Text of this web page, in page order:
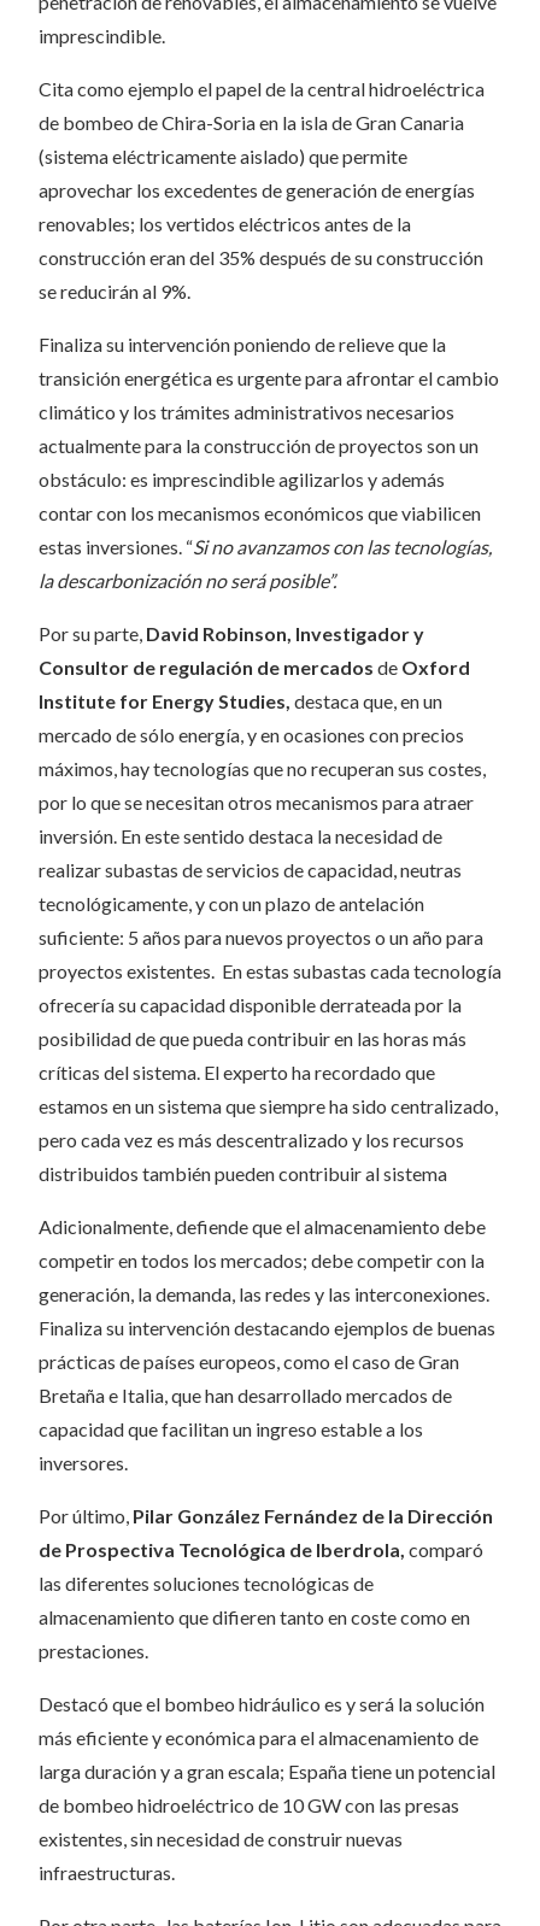
imprescindible.
Cita como ejemplo el papel de la central hidroeléctrica
de bombeo de Chira-Soria en la isla de Gran Canaria
(sistema eléctricamente aislado) que permite
aprovechar los excedentes de generación de energías
renovables; los vertidos eléctricos antes de la
construcción eran del 35% después de su construcción
se reducirán al 9%.
Finaliza su intervención poniendo de relieve que la
transición energética es urgente para afrontar el cambio
climático y los trámites administrativos necesarios
actualmente para la construcción de proyectos son un
obstáculo: es imprescindible agilizarlos y además
contar con los mecanismos económicos que viabilicen
estas inversiones. “Si no avanzamos con las tecnologías,
la descarbonización no será posible”.
Por su parte, David Robinson, Investigador y
Consultor de regulación de mercados de Oxford
Institute for Energy Studies, destaca que, en un
mercado de sólo energía, y en ocasiones con precios
máximos, hay tecnologías que no recuperan sus costes,
por lo que se necesitan otros mecanismos para atraer
inversión. En este sentido destaca la necesidad de
realizar subastas de servicios de capacidad, neutras
tecnológicamente, y con un plazo de antelación
suficiente: 5 años para nuevos proyectos o un año para
proyectos existentes. En estas subastas cada tecnología
ofrecería su capacidad disponible derrateada por la
posibilidad de que pueda contribuir en las horas más
críticas del sistema. El experto ha recordado que
estamos en un sistema que siempre ha sido centralizado,
pero cada vez es más descentralizado y los recursos
distribuidos también pueden contribuir al sistema
Adicionalmente, defiende que el almacenamiento debe
competir en todos los mercados; debe competir con la
generación, la demanda, las redes y las interconexiones.
Finaliza su intervención destacando ejemplos de buenas
prácticas de países europeos, como el caso de Gran
Bretaña e Italia, que han desarrollado mercados de
capacidad que facilitan un ingreso estable a los
inversores.
Por último, Pilar González Fernández de la Dirección
de Prospectiva Tecnológica de Iberdrola, comparó
las diferentes soluciones tecnológicas de
almacenamiento que difieren tanto en coste como en
prestaciones.
Destacó que el bombeo hidráulico es y será la solución
más eficiente y económica para el almacenamiento de
larga duración y a gran escala; España tiene un potencial
de bombeo hidroeléctrico de 10 GW con las presas
existentes, sin necesidad de construir nuevas
infraestructuras.